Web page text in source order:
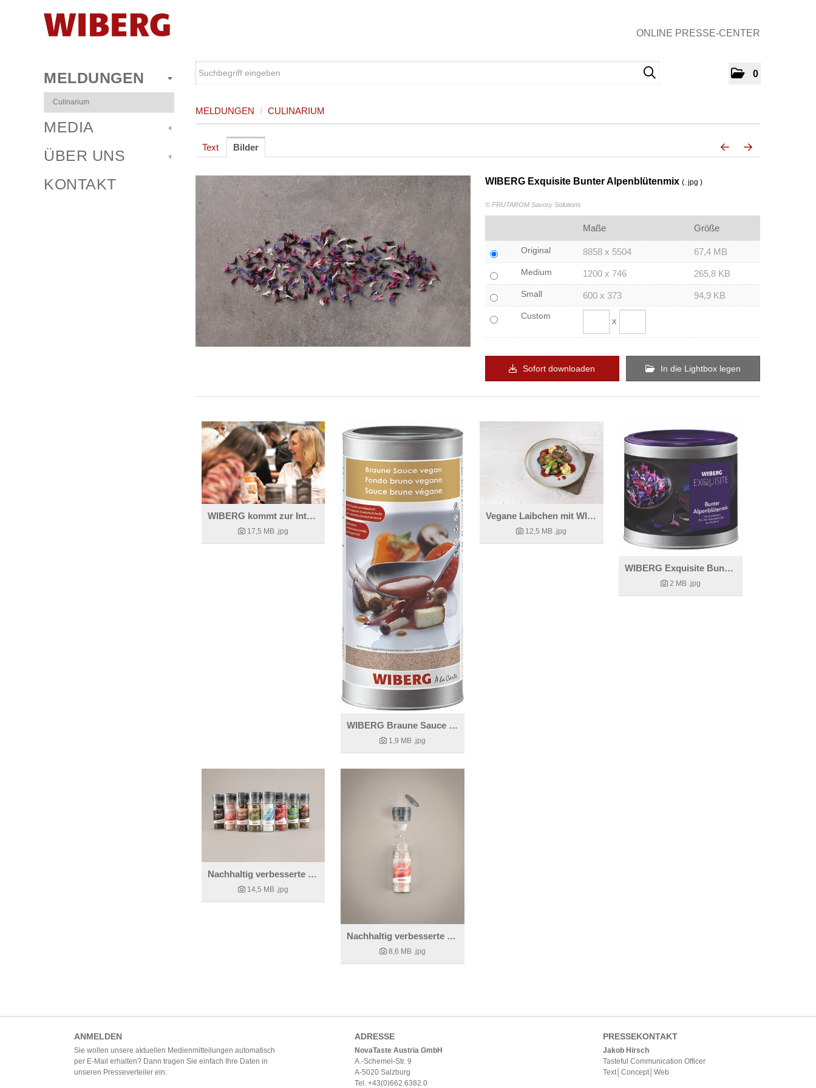
ONLINE PRESSE-CENTER
0
MELDUNGEN
Culinarium
MEDIA
ÜBER UNS
KONTAKT
MELDUNGEN / CULINARIUM
Text Bilder
WIBERG Exquisite Bunter Alpenblütenmix (. jpg )
© FRUTAROM Savory Solutions
Maße Größe
Original 8858 x 5504 67,4 MB
Medium 1200 x 746 265,8 KB
Small 600 x 373 94,9 KB
Custom x
Sofort downloaden In die Lightbox legen
WIBERG kommt zur Internorga 2022.
17,5 MB .jpg
WIBERG Braune Sauce vegan
1,9 MB .jpg
Vegane Laibchen mit WIBERG Brauner Sauce vegan
12,5 MB .jpg
WIBERG Exquisite Bunter Alpenblütenmix
2 MB .jpg
Nachhaltig verbesserte WIBERG Gewürzmühlen
14,5 MB .jpg
Nachhaltig verbesserte WIBERG Gewürzmühlen
8,6 MB .jpg
ANMELDEN
Sie wollen unsere aktuellen Medienmitteilungen automatisch
per E-Mail erhalten? Dann tragen Sie einfach Ihre Daten in
unseren Presseverteiler ein:
ADRESSE
NovaTaste Austria GmbH
A.-Schemel-Str. 9
A-5020 Salzburg
Tel. +43(0)662.6382.0
PRESSEKONTAKT
Jakob Hirsch
Tasteful Communication Officer
Text│Concept│Web